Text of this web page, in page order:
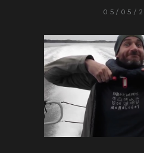
05/05/